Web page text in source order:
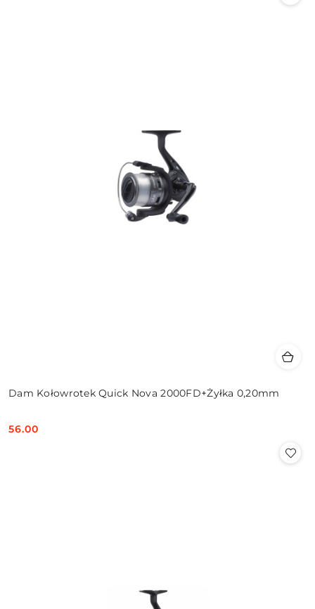
Dam Kołowrotek Quick Nova 2000FD+Żyłka 0,20mm
Cena:
56.00